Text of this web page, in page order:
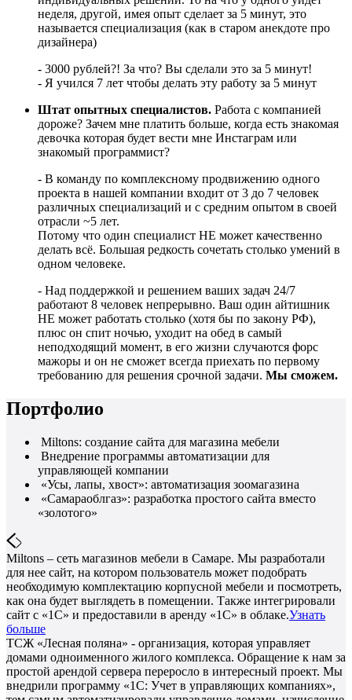
неделя, другой, имея опыт сделает за 5 минут, это
называется специализация (как в старом анекдоте про
дизайнера)
- 3000 рублей?! За что? Вы сделали это за 5 минут!
- Я учился 7 лет чтобы делать эту работу за 5 минут
Штат опытных специалистов. Работа с компанией
дороже? Зачем мне платить больше, когда есть знакомая
девочка которая будет вести мне Инстаграм или
знакомый программист?
- В команду по комплексному продвижению одного
проекта в нашей компании входит от 3 до 7 человек
различных специализаций и с средним опытом в своей
отрасли ~5 лет.
Потому что один специалист НЕ может качественно
делать всё. Большая редкость сочетать столько умений в
одном человеке.
- Над поддержкой и решением ваших задач 24/7
работают 8 человек непрерывно. Ваш один айтишник
НЕ может работать столько (хотя бы по закону РФ),
плюс он спит ночью, уходит на обед в самый
неподходящий момент, в его жизни случаются форс
мажоры и он не сможет всегда приехать по первому
требованию для решения срочной задачи. Мы сможем.
Портфолио
Miltons: создание сайта для магазина мебели
Внедрение программы автоматизации для
управляющей компании
«Усы, лапы, хвост»: автоматизация зоомагазина
«Самараоблгаз»: разработка простого сайта вместо
«золотого»
Miltons – сеть магазинов мебели в Самаре. Мы разработали
для нее сайт, на котором пользователь может подобрать
необходимую комплектацию корпусной мебели и посмотреть,
как она будет выглядеть в помещении. Также интегрировали
сайт с «1С» и предоставили в аренду «1С» в облаке.Узнать
больше
ТСЖ «Лесная поляна» - организация, которая управляет
домами одноименного жилого комплекса. Обращение к нам за
простой арендой сервера переросло в интересный проект. Мы
внедрили программу «1С: Учет в управляющих компаниях»,